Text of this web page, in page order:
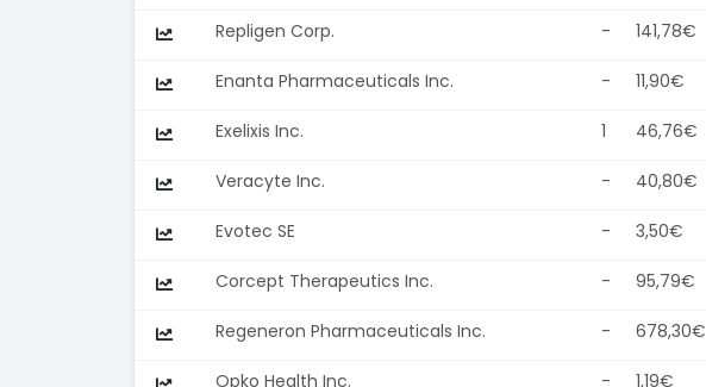
Repligen Corp. - 141,78€
Enanta Pharmaceuticals Inc. - 11,90€
Exelixis Inc. 1 46,76€
Veracyte Inc. - 40,80€
Evotec SE - 3,50€
Corcept Therapeutics Inc. - 95,79€
Regeneron Pharmaceuticals Inc. - 678,30€
Opko Health Inc. - 1,19€